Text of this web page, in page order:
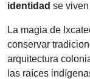
identidad se
La magia de
conservar
arquitectura
las raíces